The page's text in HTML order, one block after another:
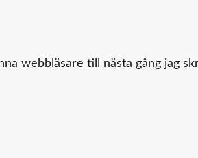
webbläsare till nästa gång jag